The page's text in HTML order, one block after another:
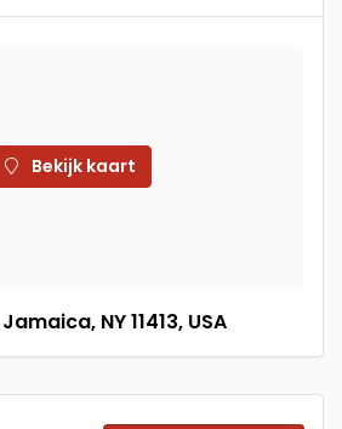
Bekijk kaart
NY 11413, USA